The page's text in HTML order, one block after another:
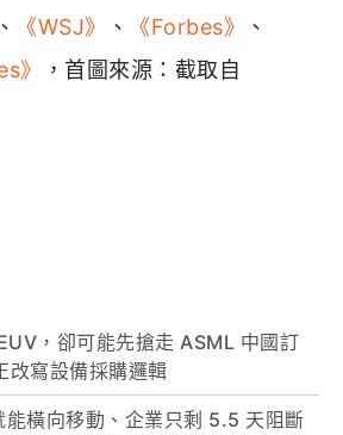
、 《WSJ》 、 《Forbes》
、
》
，首圖來源：截取自
，卻可能先搶走 ASML 中國訂
改寫設備採購邏輯
橫向移動、企業只剩 5.5 天阻斷